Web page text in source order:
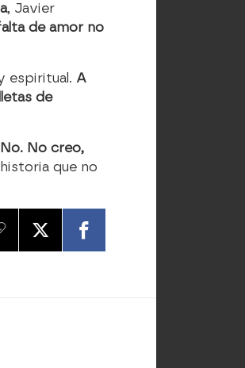
, Javier
de amor no
espiritual. A
de
No creo,
que no